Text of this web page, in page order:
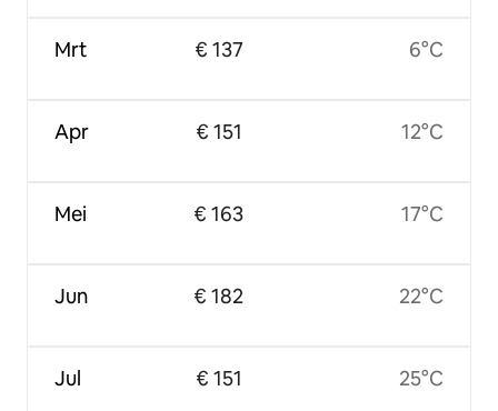
Mrt
Apr
Mei
Jun
Jul
€ 137
€ 151
€ 163
€ 182
€ 151
6°C
12°C
17°C
22°C
25°C